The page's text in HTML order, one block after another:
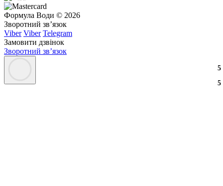
3
3
2
2
3
3
5
5
Формула Води © 2026
Зворотний зв’язок
Viber Viber Telegram
Замовити дзвінок
Зворотний зв’язок